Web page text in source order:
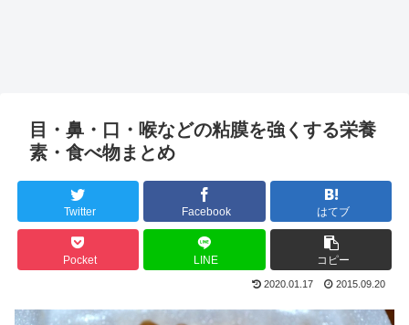
目・鼻・口・喉などの粘膜を強くする栄養
素・食べ物まとめ
Twitter Facebook はてブ
Pocket LINE コピー
2020.01.17 2015.09.20